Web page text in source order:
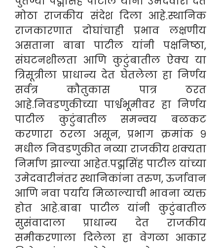
मोठा राजकीय संदेश दिला आहे.स्थानिक
राजकारणात दोघांचाही प्रभाव लक्षणीय
असताना बाबा पाटील यांनी पक्षनिष्ठा,
संघटनशीलता आणि कुटुंबातील ऐक्य या
त्रिसूत्रीला प्राधान्य देत घेतलेला हा निर्णय
सर्वत्र कौतुकास पात्र ठरत
आहे.निवडणुकीच्या पार्श्वभूमीवर हा निर्णय
पाटील कुटुंबातील समन्वय बळकट
करणारा ठरला असून, प्रभाग क्रमांक ९
मधील निवडणुकीत नव्या राजकीय शक्यता
निर्माण झाल्या आहेत.पद्मसिंह पाटील यांच्या
उमेदवारीनंतर स्थानिकांना तरुण, ऊर्जावान
आणि नवा पर्याय मिळाल्याची भावना व्यक्त
होत आहे.बाबा पाटील यांनी कुटुंबातील
सुसंवादाला प्राधान्य देत राजकीय
समीकरणाला दिलेला हा वेगळा आकार